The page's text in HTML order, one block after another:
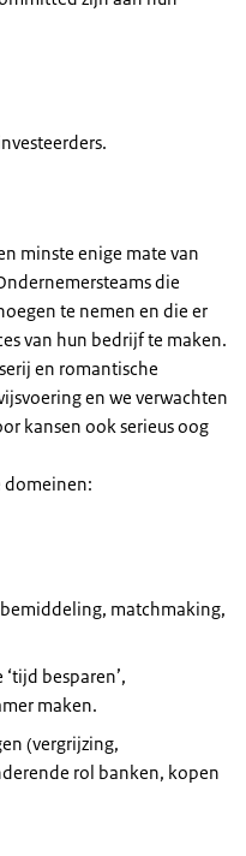
minste enige mate van
die
te nemen en die er
van hun bedrijf te maken.
en romantische
en we verwachten
kansen ook serieus oog
domeinen:
matchmaking,
besparen’,
maken.
(vergrijzing,
rol banken, kopen